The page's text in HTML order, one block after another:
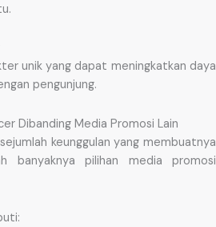
unik yang dapat meningkatkan daya
pengunjung.
Dibanding Media Promosi Lain
keunggulan yang membuatnya
pilihan media promosi